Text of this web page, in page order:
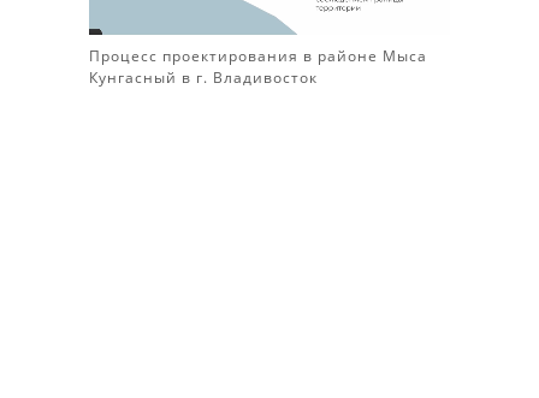
Процесс проектирования в районе Мыса
Кунгасный в г. Владивосток